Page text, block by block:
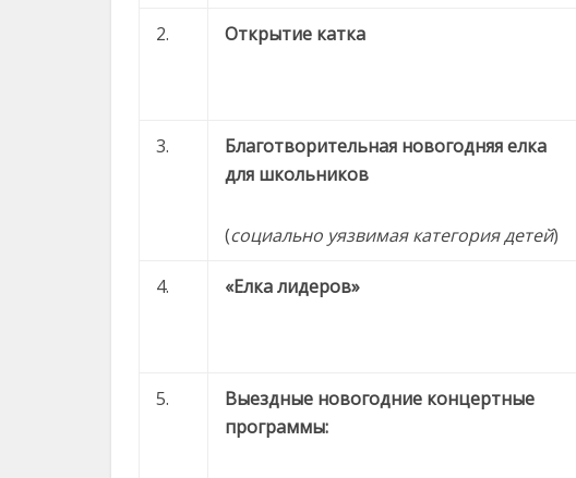
2. Открытие катка
3.
Благотворительная новогодняя елка
для школьников
(социально уязвимаякатегория детей)
4. «Елка лидеров»
5.
Выездные новогодние концертные
программы: